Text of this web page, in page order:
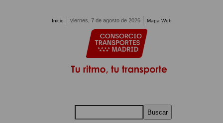
Inicio viernes, 7 de agosto de 2026 Mapa Web
Buscar